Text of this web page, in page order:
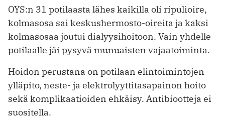
OYS:n 31 potilaasta lähes kaikilla oli ripulioire,
kolmasosa sai keskushermosto-oireita ja kaksi
kolmasosaa joutui dialyysihoitoon. Vain yhdelle
potilaalle jäi pysyvä munuaisten vajaatoiminta.
Hoidon perustana on potilaan elintoimintojen
ylläpito, neste- ja elektrolyyttitasapainon hoito
sekä komplikaatioiden ehkäisy. Antibiootteja ei
suositella.